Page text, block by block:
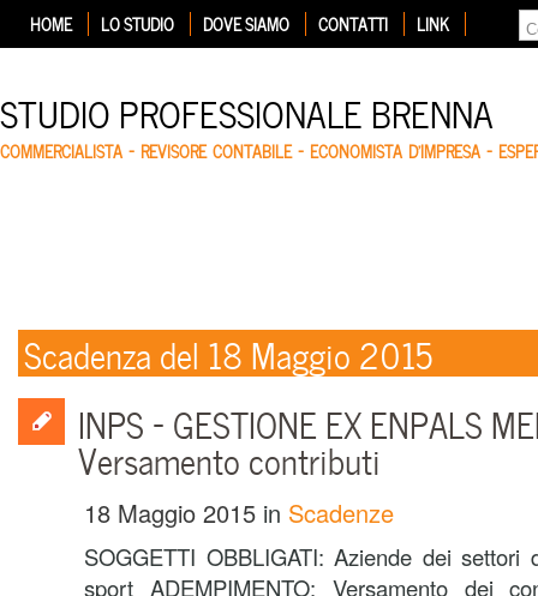
HOME LO STUDIO DOVE SIAMO CONTATTI LINK
STUDIO PROFESSIONALE BRENNA
COMMERCIALISTA – REVISORE CONTABILE – ECONOMISTA D'IMPRESA –
Scadenza del 18 Maggio 2015
INPS – GESTIONE EX ENPALS
Versamento contributi
18 Maggio 2015 in Scadenze
SOGGETTI OBBLIGATI: Aziende dei settori
sport ADEMPIMENTO: Versamento dei